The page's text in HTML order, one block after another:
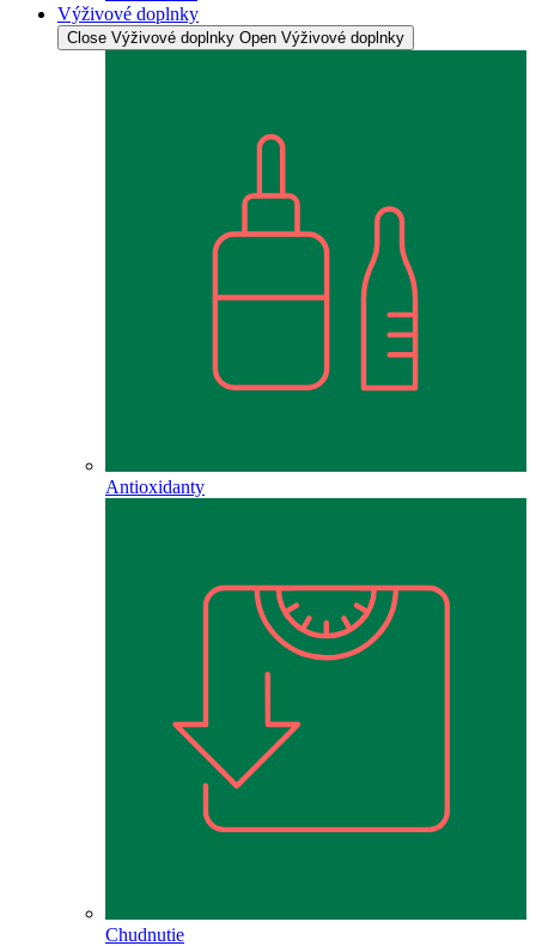
Výživové doplnky
Close Výživové doplnky Open Výživové doplnky
Antioxidanty
Chudnutie